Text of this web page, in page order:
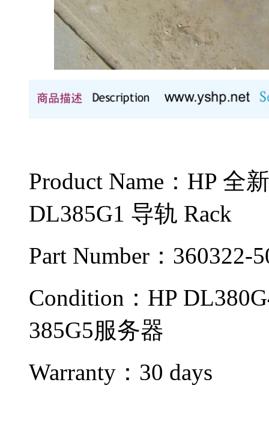
Product Name：HP 全
DL385G1 导轨 Rack
Part Number：360322-
Condition： HP
385G5服务器
Warranty： 30 days